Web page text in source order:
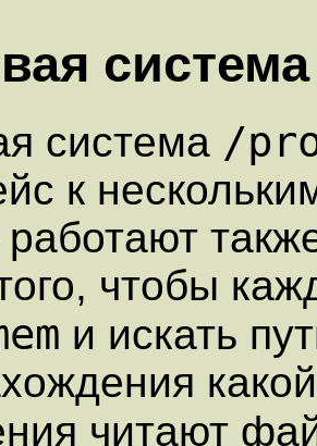
система /
к
pаботают
чтобы
и искать
читают